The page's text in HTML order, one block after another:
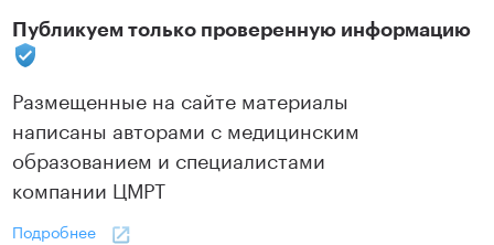
Публикуем только проверенную информацию
Размещенные на сайте материалы
написаны авторами с медицинским
образованием и специалистами
компании ЦМРТ
Подробнее